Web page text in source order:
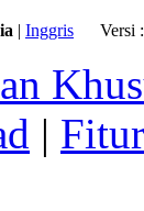
| Inggris Versi :
| Fitur